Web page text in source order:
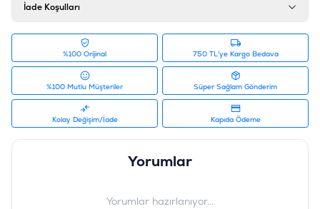
Taurin (%)
0.11
Arjinin(%)
Lizin (%)
Metiyonin (%)
0.25
Metiyonin + Sistein (%)
0.4
MİNERALLER
İade Koşulları
%100 Orijinal 750 TL'ye Kargo Bedava
%100 Mutlu Müşteriler Süper Sağlam Gönderim
Kolay Değişim/İade Kapıda Ödeme
Yorumlar
Yorumlar hazırlanıyor...